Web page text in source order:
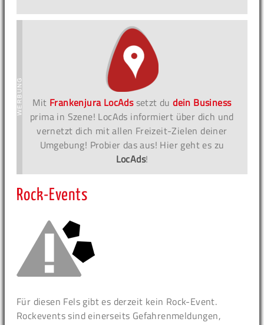
Mit Frankenjura LocAdssetzt dudein Business
prima in Szene! LocAds informiert über dich und
vernetzt dich mit allen Freizeit-Zielen deiner
Umgebung! Probier das aus! Hier geht es zu
LocAds!
Rock-Events
Für diesen Fels gibt es derzeit kein Rock-Event.
Rockevents sind einerseits Gefahrenmeldungen,